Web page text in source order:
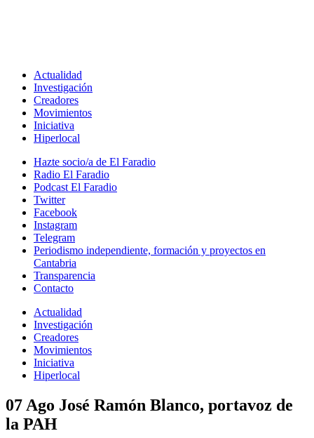
Actualidad
Investigación
Creadores
Movimientos
Iniciativa
Hiperlocal
Hazte socio/a de El Faradio
Radio El Faradio
Podcast El Faradio
Twitter
Facebook
Instagram
Telegram
Periodismo independiente, formación y proyectos en
Cantabria
Transparencia
Contacto
Actualidad
Investigación
Creadores
Movimientos
Iniciativa
Hiperlocal
07 Ago José Ramón Blanco, portavoz de
la PAH